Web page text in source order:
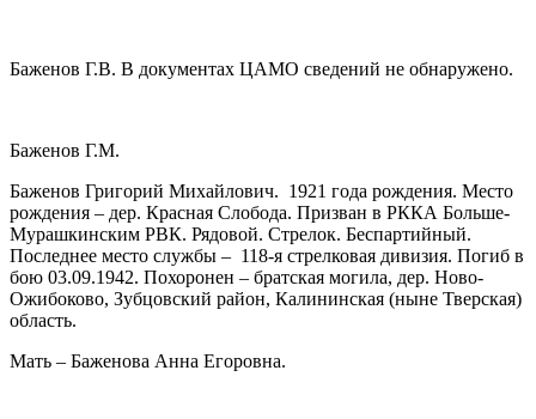
Баженов Г.В. В документах ЦАМО сведений не обнаружено.
Баженов Г.М.
Баженов Григорий Михайлович. 1921 года рождения. Место
рождения – дер. Красная Слобода. Призван в РККА Больше-
Мурашкинским РВК. Рядовой. Стрелок. Беспартийный.
Последнее место службы – 118-я стрелковая дивизия. Погиб в
бою 03.09.1942. Похоронен – братская могила, дер. Ново-
Ожибоково, Зубцовский район, Калининская (ныне Тверская)
область.
Мать – Баженова Анна Егоровна.